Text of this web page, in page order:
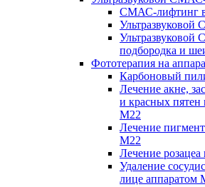
СМАС-лифтинг
подбородка и
Фототерапия на
Карбоновый
Лечение акне,
и красных пятен
М22
Лечение
М22
Лечение
Удаление
лице аппаратом